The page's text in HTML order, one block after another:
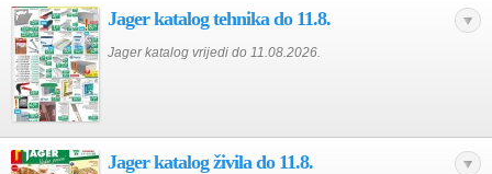
Jager katalog tehnika do 11.8.
Jager katalog vrijedi do 11.08.2026.
Jager katalog živila do 11.8.